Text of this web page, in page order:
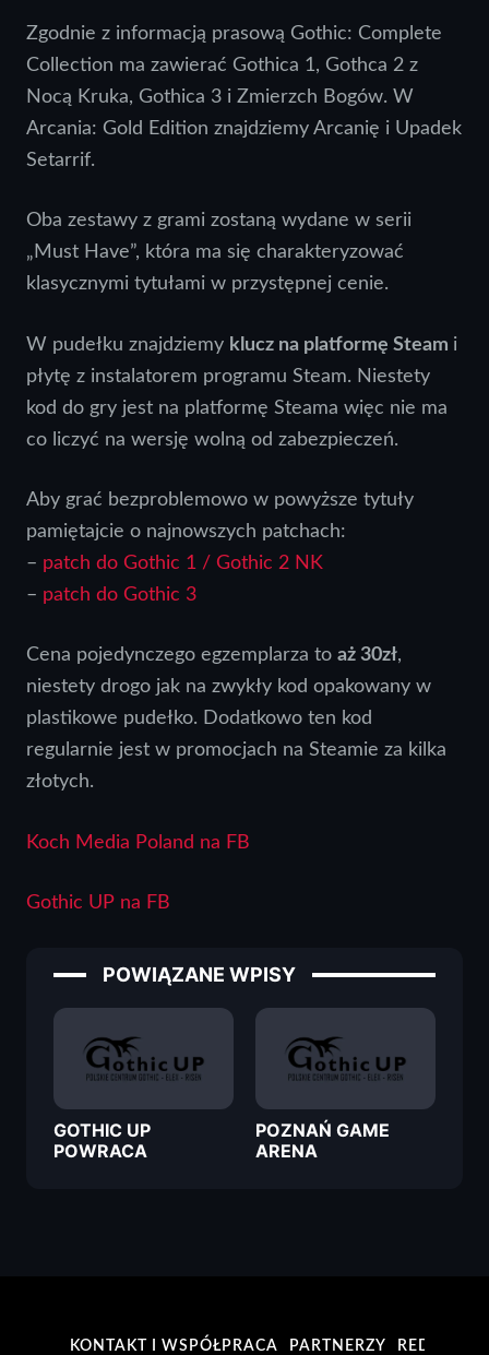
Zgodnie z informacją prasową Gothic: Complete
Collection ma zawierać Gothica 1, Gothca 2 z
Nocą Kruka, Gothica 3 i Zmierzch Bogów. W
Arcania: Gold Edition znajdziemy Arcanię i Upadek
Setarrif.
Oba zestawy z grami zostaną wydane w serii
„Must Have”, która ma się charakteryzować
klasycznymi tytułami w przystępnej cenie.
W pudełku znajdziemy klucz na platformę Steam i
płytę z instalatorem programu Steam. Niestety
kod do gry jest na platformę Steama więc nie ma
co liczyć na wersję wolną od zabezpieczeń.
Aby grać bezproblemowo w powyższe tytuły
pamiętajcie o najnowszych patchach:
– patch do Gothic 1 / Gothic 2 NK
– patch do Gothic 3
Cena pojedynczego egzemplarza to aż 30zł,
niestety drogo jak na zwykły kod opakowany w
plastikowe pudełko. Dodatkowo ten kod
regularnie jest w promocjach na Steamie za kilka
złotych.
Koch Media Poland na FB
Gothic UP na FB
POWIĄZANE WPISY
GOTHIC UP
POWRACA
POZNAŃ GAME
ARENA
KONTAKT I WSPÓŁPRACA PARTNERZY REDAKCJA